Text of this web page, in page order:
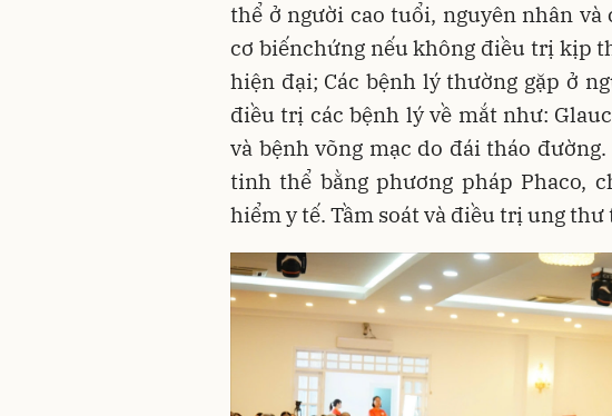
thể ở người cao tuổi, nguyên nhân
cơ biếnchứng nếu không điều trị kịp
hiện đại; Các bệnh lý thường gặp ở
điều trị các bệnh lý về mắt như:
và bệnh võng mạc do đái tháo
tinh thể bằng phương pháp Phaco,
hiểm y tế. Tầm soát và điều trị ung